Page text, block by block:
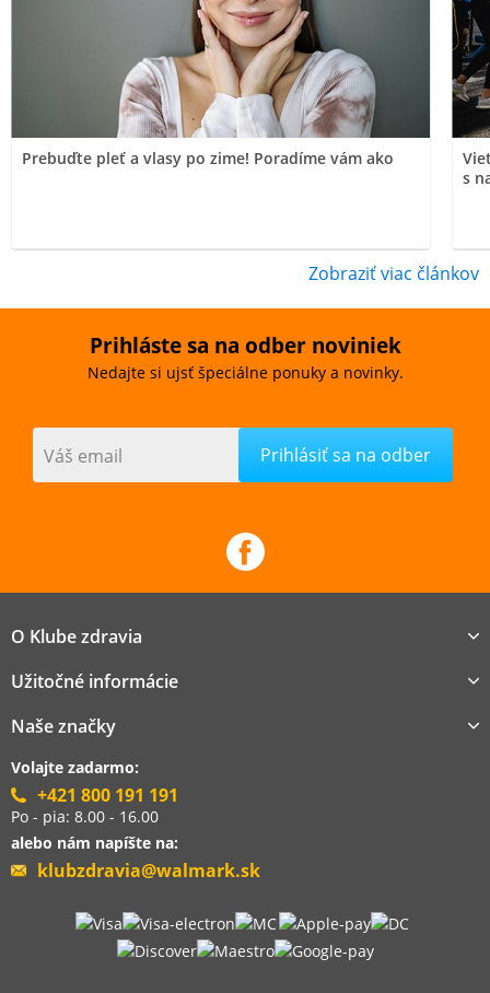
Prebuďte pleť a vlasy po zime! Poradíme vám ako
s
Zobraziť viac článkov
Prihláste sa na odber noviniek
Nedajte si ujsť špeciálne ponuky a novinky.
Váš email
O Klube zdravia
Užitočné informácie
Naše značky
Volajte zadarmo:
+421 800 191 191
Po - pia: 8.00 - 16.00
alebo nám napíšte na:
klubzdravia@walmark.sk